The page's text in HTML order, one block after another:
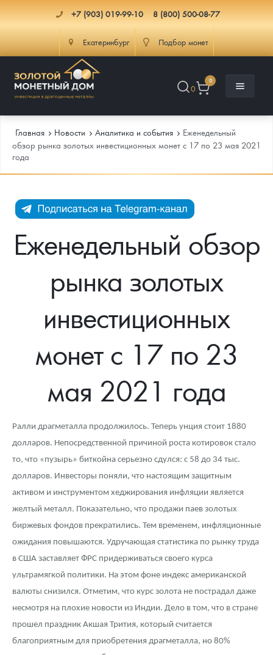
+7 (903) 019-99-10 8 (800) 500-08-77
Екатеринбург Подбор монет
0
0
Каталог
Каталог Монет
Монеты Россия и СССР
Иностранные
Памятные и старинные монеты
Памятные монеты России и СССР
Монеты и жетоны ЗМД
Золотые слитки
Аксессуары
Год Лошади
Флот: ледоколы и корабли
Жетоны "Необыкновенные обитатели глубин"
Ювелирные изделия
Русская нумизматика
Золотая карманная галерея
Наборы подарочных и коллекционных монет
Инфо
Подлинность монет
Выкуп серебряных монет
Вопрос - ответ
Памятка для работы с монетами из драгметаллов
Монеты
Политика конфиденциальности
Политика использования Cookies
Положение по обработке и защите персональных данных
Услуги
Подбор монет
Георгий Победоносец - динамика цен
Лом выкуп
Скупка слитков
Наши преимущества
Пресс-служба
Главная Новости Аналитика и события
Еженедельный
обзор рынка золотых инвестиционных монет с 17 по 23 мая 2021
года
Еженедельный обзор
рынка золотых
инвестиционных
монет с 17 по 23
мая 2021 года
Ралли драгметалла продолжилось. Теперь унция стоит 1880
долларов. Непосредственной причиной роста котировок стало
то, что «пузырь» биткойна серьезно сдулся: с 58 до 34 тыс.
долларов. Инвесторы поняли, что настоящим защитным
активом и инструментом хеджирования инфляции является
желтый металл. Показательно, что продажи паев золотых
биржевых фондов прекратились. Тем временем, инфляционные
ожидания повышаются. Удручающая статистика по рынку труда
в США заставляет ФРС придерживаться своего курса
ультрамягкой политики. На этом фоне индекс американской
валюты снизился. Отметим, что курс золота не пострадал даже
несмотря на плохие новости из Индии. Дело в том, что в стране
прошел праздник Акшая Трития, который считается
благоприятным для приобретения драгметалла, но 80%